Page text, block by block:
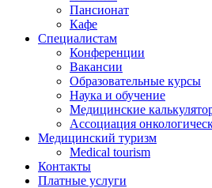
Пансионат
Кафе
Специалистам
Конференции
Вакансии
Образовательные курсы
Наука и обучение
Медицинские
Ассоциация
Медицинский туризм
Medical tourism
Контакты
Платные услуги